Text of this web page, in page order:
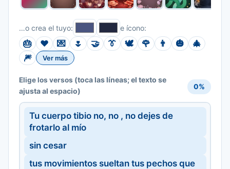
…o crea el tuyo: e ícono:
🎂 ❤️ 💌 🌷 🤝 👔 🕊️ 🌹 👨 🎃
🎄
🎆
Ver más
Elige los versos (toca las líneas; el texto se
ajusta al espacio)
0%
Tu cuerpo tibio no, no , no dejes de
frotarlo al mío
sin cesar
tus movimientos sueltan tus pechos que